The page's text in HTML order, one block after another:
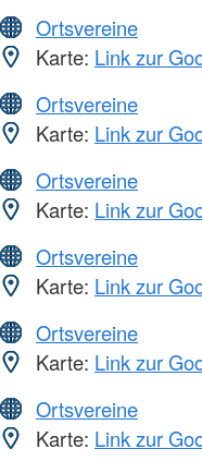
Ortsvereine
Karte: Link zur
Ortsvereine
Karte: Link zur
Ortsvereine
Karte: Link zur
Ortsvereine
Karte: Link zur
Ortsvereine
Karte: Link zur
Ortsvereine
Karte: Link zur